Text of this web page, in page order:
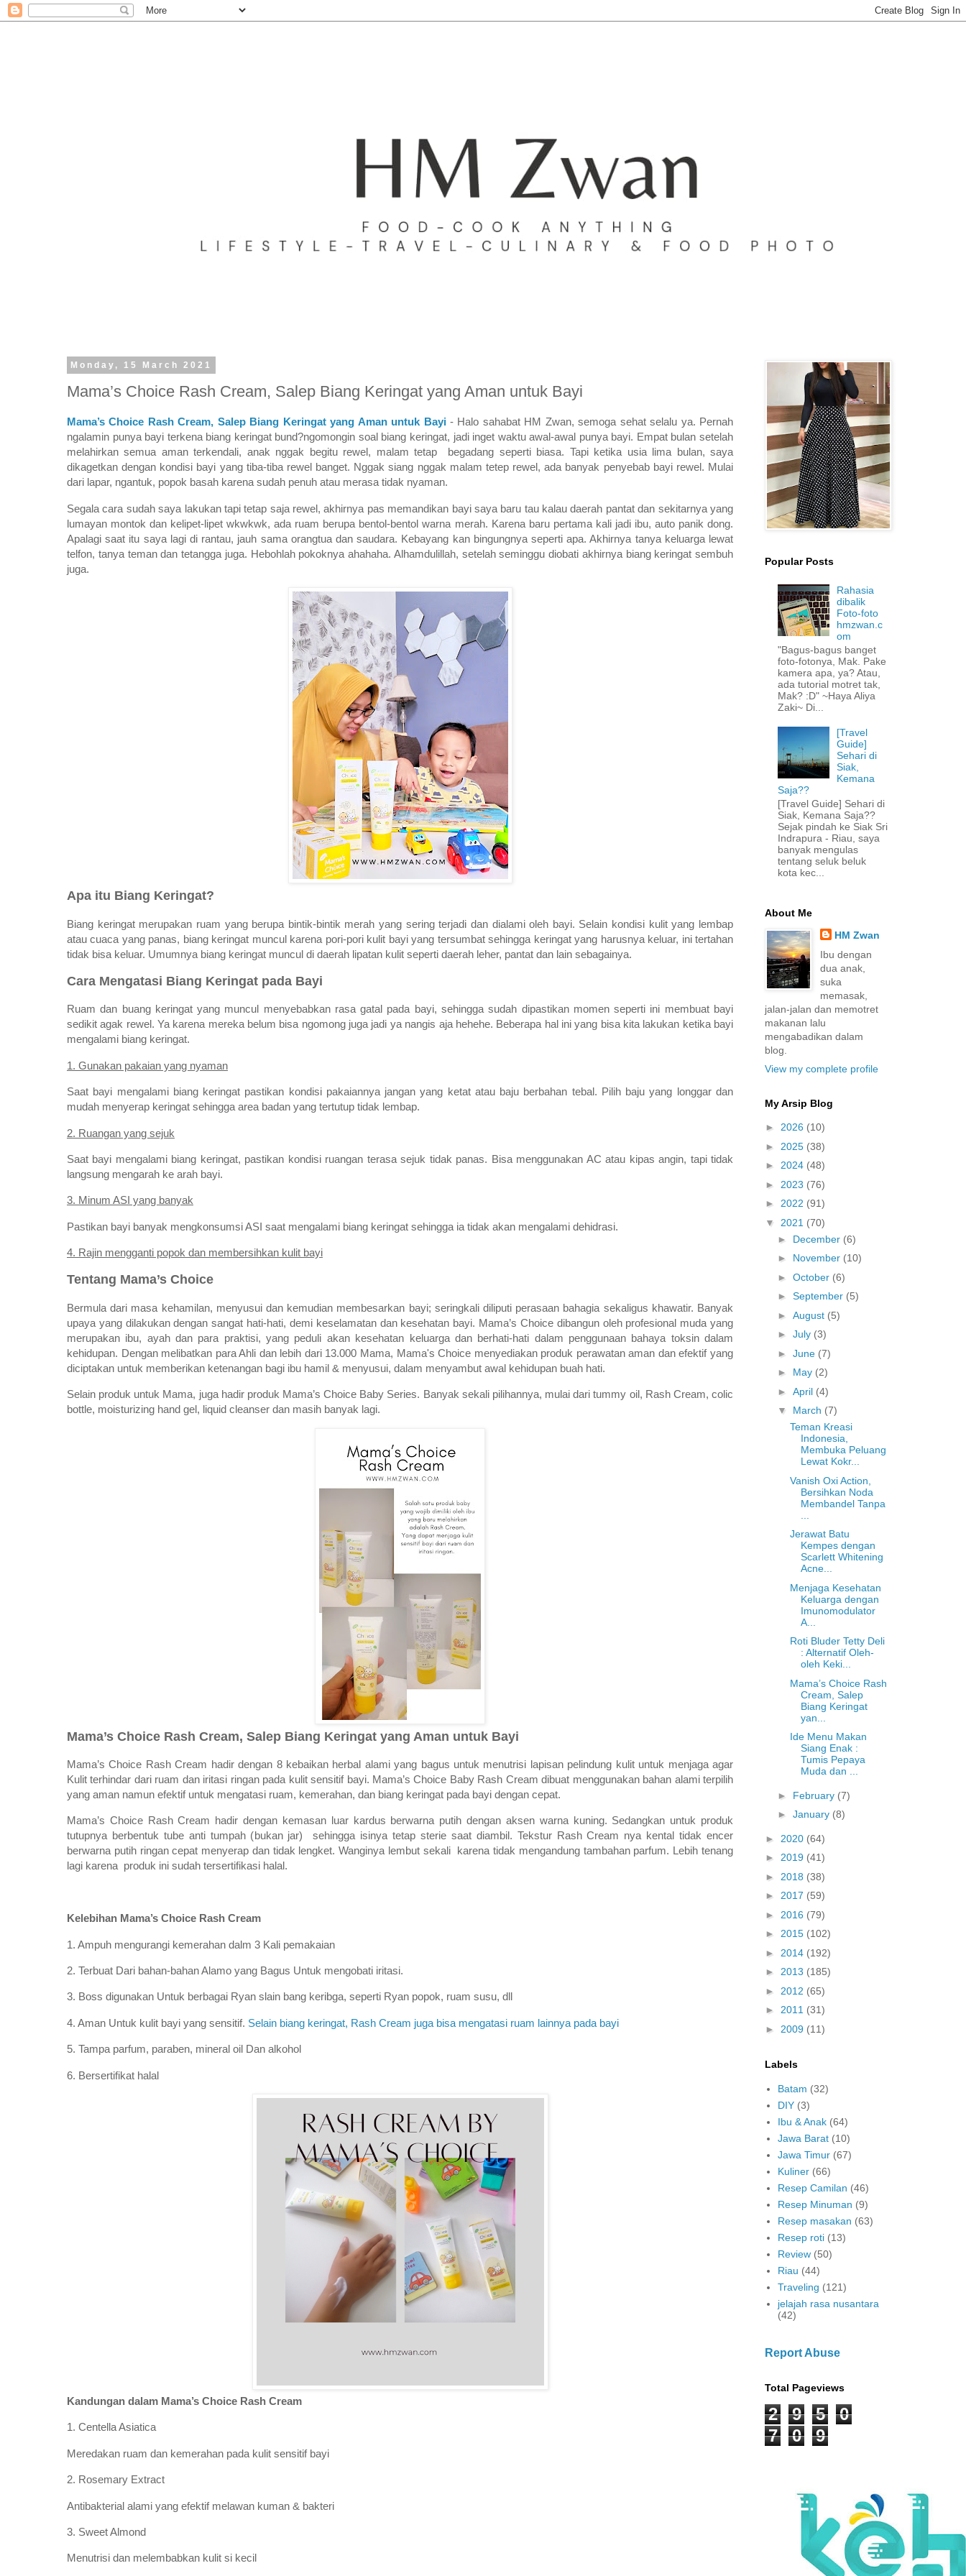
Monday, 15 March 2021
Mama’s Choice Rash Cream, Salep Biang Keringat yang Aman untuk Bayi
Mama’s Choice Rash Cream, Salep Biang Keringat yang Aman untuk Bayi- Halo sahabat HM Zwan, semoga sehat selalu ya. Pernah
ngalamin punya bayi terkena biang keringat bund?ngomongin soal biang keringat, jadi inget waktu awal-awal punya bayi. Empat bulan setelah
melahirkan semua aman terkendali, anak nggak begitu rewel, malam tetap begadang seperti biasa. Tapi ketika usia lima bulan, saya
dikagetkan dengan kondisi bayi yang tiba-tiba rewel banget. Nggak siang nggak malam tetep rewel, ada banyak penyebab bayi rewel. Mulai
dari lapar, ngantuk, popok basah karena sudah penuh atau merasa tidak nyaman.
Segala cara sudah saya lakukan tapi tetap saja rewel, akhirnya pas memandikan bayi saya baru tau kalau daerah pantat dan sekitarnya yang
lumayan montok dan kelipet-lipet wkwkwk, ada ruam berupa bentol-bentol warna merah. Karena baru pertama kali jadi ibu, auto panik dong.
Apalagi saat itu saya lagi di rantau, jauh sama orangtua dan saudara. Kebayang kan bingungnya seperti apa. Akhirnya tanya keluarga lewat
telfon, tanya teman dan tetangga juga. Hebohlah pokoknya ahahaha. Alhamdulillah, setelah seminggu diobati akhirnya biang keringat sembuh
juga.
Apa itu Biang Keringat?
Biang keringat merupakan ruam yang berupa bintik-bintik merah yang sering terjadi dan dialami oleh bayi. Selain kondisi kulit yang lembap
atau cuaca yang panas, biang keringat muncul karena pori-pori kulit bayi yang tersumbat sehingga keringat yang harusnya keluar, ini tertahan
tidak bisa keluar. Umumnya biang keringat muncul di daerah lipatan kulit seperti daerah leher, pantat dan lain sebagainya.
Cara Mengatasi Biang Keringat pada Bayi
Ruam dan buang keringat yang muncul menyebabkan rasa gatal pada bayi, sehingga sudah dipastikan momen seperti ini membuat bayi
sedikit agak rewel. Ya karena mereka belum bisa ngomong juga jadi ya nangis aja hehehe. Beberapa hal ini yang bisa kita lakukan ketika bayi
mengalami biang keringat.
1. Gunakan pakaian yang nyaman
Saat bayi mengalami biang keringat pastikan kondisi pakaiannya jangan yang ketat atau baju berbahan tebal. Pilih baju yang longgar dan
mudah menyerap keringat sehingga area badan yang tertutup tidak lembap.
2. Ruangan yang sejuk
Saat bayi mengalami biang keringat, pastikan kondisi ruangan terasa sejuk tidak panas. Bisa menggunakan AC atau kipas angin, tapi tidak
langsung mengarah ke arah bayi.
3. Minum ASI yang banyak
Pastikan bayi banyak mengkonsumsi ASI saat mengalami biang keringat sehingga ia tidak akan mengalami dehidrasi.
4. Rajin mengganti popok dan membersihkan kulit bayi
Tentang Mama’s Choice
Bermula dari masa kehamilan, menyusui dan kemudian membesarkan bayi; seringkali diliputi perasaan bahagia sekaligus khawatir. Banyak
upaya yang dilakukan dengan sangat hati-hati, demi keselamatan dan kesehatan bayi. Mama’s Choice dibangun oleh profesional muda yang
merupakan ibu, ayah dan para praktisi, yang peduli akan kesehatan keluarga dan berhati-hati dalam penggunaan bahaya toksin dalam
kehidupan. Dengan melibatkan para Ahli dan lebih dari 13.000 Mama, Mama's Choice menyediakan produk perawatan aman dan efektif yang
diciptakan untuk memberikan ketenangan bagi ibu hamil & menyusui, dalam menyambut awal kehidupan buah hati.
Selain produk untuk Mama, juga hadir produk Mama’s Choice Baby Series. Banyak sekali pilihannya, mulai dari tummy oil, Rash Cream, colic
bottle, moisturizing hand gel, liquid cleanser dan masih banyak lagi.
Mama’s Choice Rash Cream, Salep Biang Keringat yang Aman untuk Bayi
Mama’s Choice Rash Cream hadir dengan 8 kebaikan herbal alami yang bagus untuk menutrisi lapisan pelindung kulit untuk menjaga agar
Kulit terhindar dari ruam dan iritasi ringan pada kulit sensitif bayi. Mama’s Choice Baby Rash Cream dibuat menggunakan bahan alami terpilih
yang aman namun efektif untuk mengatasi ruam, kemerahan, dan biang keringat pada bayi dengan cepat.
Mama’s Choice Rash Cream hadir dengan kemasan luar kardus berwarna putih dengan aksen warna kuning. Sedangkan untuk produk
tutupnya berbentuk tube anti tumpah (bukan jar) sehingga isinya tetap sterie saat diambil. Tekstur Rash Cream nya kental tidak encer
berwarna putih ringan cepat menyerap dan tidak lengket. Wanginya lembut sekali karena tidak mengandung tambahan parfum. Lebih tenang
lagi karena produk ini sudah tersertifikasi halal.
Kelebihan Mama’s Choice Rash Cream
1. Ampuh mengurangi kemerahan dalm 3 Kali pemakaian
2. Terbuat Dari bahan-bahan Alamo yang Bagus Untuk mengobati iritasi.
3. Boss digunakan Untuk berbagai Ryan slain bang keribga, seperti Ryan popok, ruam susu, dll
4. Aman Untuk kulit bayi yang sensitif. Selain biang keringat, Rash Cream juga bisa mengatasi ruam lainnya pada bayi
5. Tampa parfum, paraben, mineral oil Dan alkohol
6. Bersertifikat halal
Kandungan dalam Mama’s Choice Rash Cream
1. Centella Asiatica
Meredakan ruam dan kemerahan pada kulit sensitif bayi
2. Rosemary Extract
Antibakterial alami yang efektif melawan kuman & bakteri
3. Sweet Almond
Menutrisi dan melembabkan kulit si kecil
Popular Posts
Rahasia
dibalik
Foto-foto
hmzwan.c
om
"Bagus-bagus banget
foto-fotonya, Mak. Pake
kamera apa, ya? Atau,
ada tutorial motret tak,
Mak? :D" ~Haya Aliya
Zaki~ Di...
[Travel
Guide]
Sehari di
Siak,
Kemana
Saja??
[Travel Guide] Sehari di
Siak, Kemana Saja??
Sejak pindah ke Siak Sri
Indrapura - Riau, saya
banyak mengulas
tentang seluk beluk
kota kec...
About Me
HM Zwan
Ibu dengan
dua anak,
suka
memasak,
jalan-jalan dan memotret
makanan lalu
mengabadikan dalam
blog.
View my complete profile
My Arsip Blog
► 2026 (10)
► 2025 (38)
► 2024 (48)
► 2023 (76)
► 2022 (91)
▼ 2021 (70)
► December (6)
► November (10)
► October (6)
► September (5)
► August (5)
► July (3)
► June (7)
► May (2)
► April (4)
▼ March (7)
Teman Kreasi
Indonesia,
Membuka Peluang
Lewat Kokr...
Vanish Oxi Action,
Bersihkan Noda
Membandel Tanpa
Jerawat Batu
Kempes dengan
Scarlett Whitening
Acne...
Menjaga Kesehatan
Keluarga dengan
Imunomodulator
A...
Roti Bluder Tetty Deli
: Alternatif Oleh-
oleh Keki...
Mama’s Choice Rash
Cream, Salep
Biang Keringat
yan...
Ide Menu Makan
Siang Enak :
Tumis Pepaya
Muda dan ...
► February (7)
► January (8)
► 2020 (64)
► 2019 (41)
► 2018 (38)
► 2017 (59)
► 2016 (79)
► 2015 (102)
► 2014 (192)
► 2013 (185)
► 2012 (65)
► 2011 (31)
► 2009 (11)
Labels
Batam (32)
DIY (3)
Ibu & Anak (64)
Jawa Barat (10)
Jawa Timur (67)
Kuliner (66)
Resep Camilan (46)
Resep Minuman (9)
Resep masakan (63)
Resep roti (13)
Review (50)
Riau (44)
Traveling (121)
jelajah rasa nusantara
(42)
Report Abuse
Total Pageviews
2 9 5
0
7
0 9